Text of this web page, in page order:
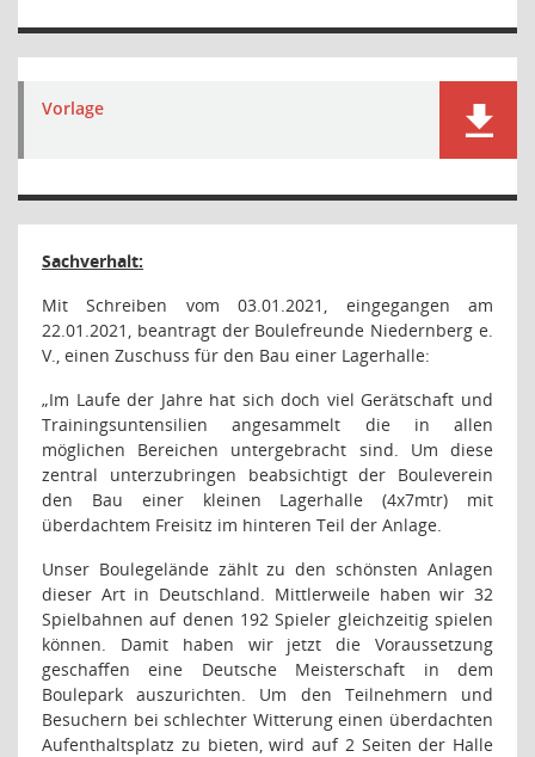
Vorlage
Sachverhalt:
Mit Schreiben vom 03.01.2021, eingegangen am
22.01.2021, beantragt der Boulefreunde Niedernberg e.
V., einen Zuschuss für den Bau einer Lagerhalle:
„Im Laufe der Jahre hat sich doch viel Gerätschaft und
Trainingsuntensilien angesammelt die in allen
möglichen Bereichen untergebracht sind. Um diese
zentral unterzubringen beabsichtigt der Bouleverein
den Bau einer kleinen Lagerhalle (4x7mtr) mit
überdachtem Freisitz im hinteren Teil der Anlage.
Unser Boulegelände zählt zu den schönsten Anlagen
dieser Art in Deutschland. Mittlerweile haben wir 32
Spielbahnen auf denen 192 Spieler gleichzeitig spielen
können. Damit haben wir jetzt die Voraussetzung
geschaffen eine Deutsche Meisterschaft in dem
Boulepark auszurichten. Um den Teilnehmern und
Besuchern bei schlechter Witterung einen überdachten
Aufenthaltsplatz zu bieten, wird auf 2 Seiten der Halle